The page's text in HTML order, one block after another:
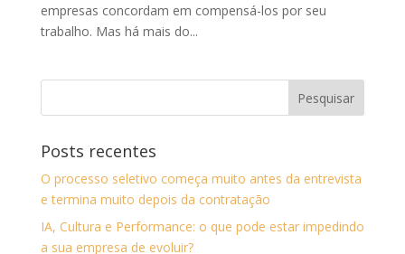
empresas concordam em compensá-los por seu
trabalho. Mas há mais do...
Posts recentes
O processo seletivo começa muito antes da entrevista
e termina muito depois da contratação
IA, Cultura e Performance: o que pode estar impedindo
a sua empresa de evoluir?